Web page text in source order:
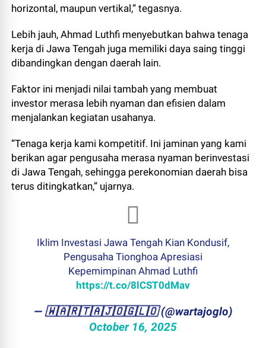
horizontal, maupun vertikal,” tegasnya.
Lebih jauh, Ahmad Luthfi menyebutkan bahwa tenaga
kerja di Jawa Tengah juga memiliki daya saing tinggi
dibandingkan dengan daerah lain.
Faktor ini menjadi nilai tambah yang membuat
investor merasa lebih nyaman dan efisien dalam
menjalankan kegiatan usahanya.
“Tenaga kerja kami kompetitif. Ini jaminan yang kami
berikan agar pengusaha merasa nyaman berinvestasi
di Jawa Tengah, sehingga perekonomian daerah bisa
terus ditingkatkan,” ujarnya.
Iklim Investasi Jawa Tengah Kian Kondusif,
Pengusaha Tionghoa Apresiasi
Kepemimpinan Ahmad Luthfi
https://t.co/8lCST0dMav
— ​🇼​​🇦​​🇷​​🇹​​🇦​​🇯​​🇴​​🇬​​🇱​​🇴 (@wartajoglo)
October 16, 2025